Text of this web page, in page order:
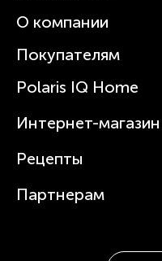
Кофемашины
Вертикальные пылесосы
Зубные щетки и ирригаторы
Увлажнители
Посуда
О компании
О Polaris
Статьи
Покупателям
Сервисные центры
Где купить
Polaris IQ Home
Интернет-магазин
Рецепты
Партнерам